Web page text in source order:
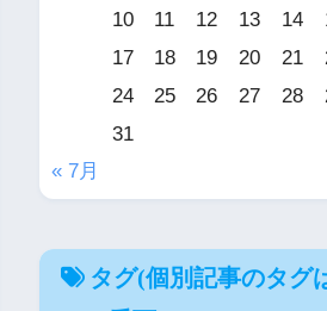
10
11 12 13 14
17
18 19 20 21
24
25 26 27 28
31
« 7月
タグ(個別記事のタグ